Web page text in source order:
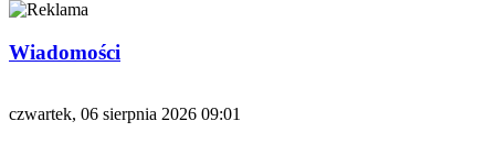
Wiadomości
czwartek, 06 sierpnia 2026 09:01